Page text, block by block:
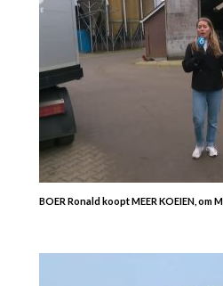
BOER Ronald koopt MEER KOEIEN,